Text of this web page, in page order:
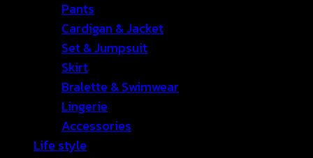
Pants
Cardigan & Jacket
Set & Jumpsuit
Skirt
Bralette & Swimwear
Lingerie
Accessories
Life style